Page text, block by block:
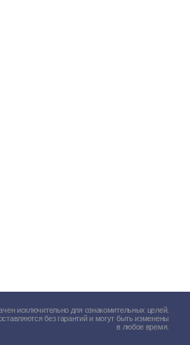
исключительно для ознакомительных целей.
без гарантий и могут быть изменены
в любое время.